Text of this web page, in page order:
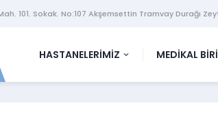
101. Sokak. No:107 Akşemsettin Tramvay Durağı
HASTANELERİMİZ MEDİKAL